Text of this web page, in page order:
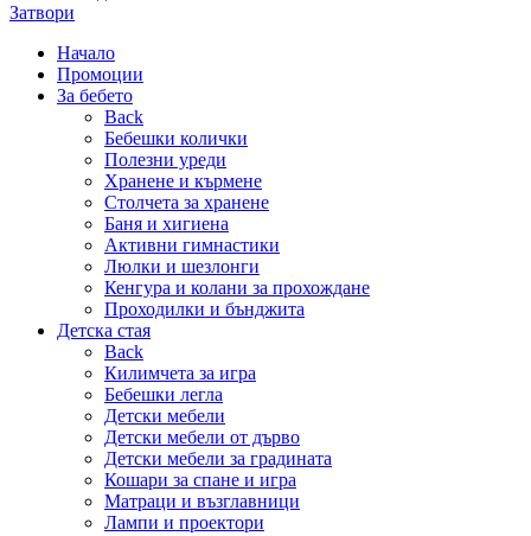
Затвори
Начало
Промоции
За бебето
Back
Бебешки колички
Полезни уреди
Хранене и кърмене
Столчета за хранене
Баня и хигиена
Активни гимнастики
Люлки и шезлонги
Кенгура и колани за прохождане
Проходилки и бънджита
Детска стая
Back
Килимчета за игра
Бебешки легла
Детски мебели
Детски мебели от дърво
Детски мебели за градината
Кошари за спане и игра
Матраци и възглавници
Лампи и проектори